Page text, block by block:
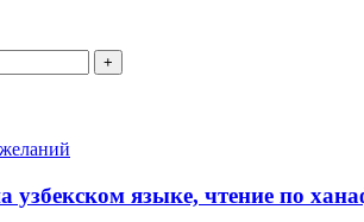
узбекском языке, чтение по